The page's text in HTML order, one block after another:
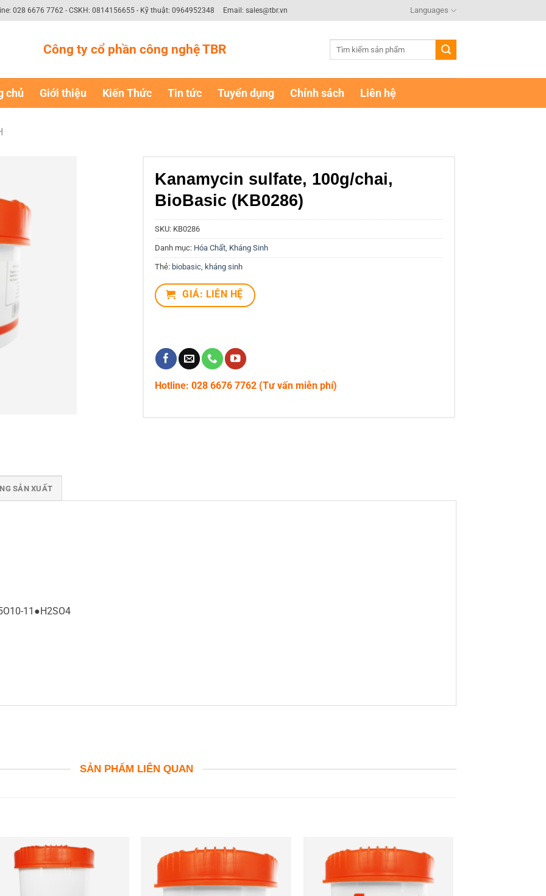
028 6676 7762 - CSKH: 0814156655 - Kỹ thuật: 0964952348 Email: sales@tbr.vn Languages
Công ty cổ phần công nghệ TBR
chủ Giới thiệu Kiến Thức Tin tức Tuyển dụng Chính sách Liên hệ
Kanamycin sulfate, 100g/chai,
BioBasic (KB0286)
SKU: KB0286
Danh mục: Hóa Chất, Kháng Sinh
Thẻ: biobasic, kháng sinh
GIÁ: LIÊN HỆ
Hotline: 028 6676 7762 (Tư vấn miễn phí)
SẢN XUẤT
11●H2SO4
SẢN PHẨM LIÊN QUAN